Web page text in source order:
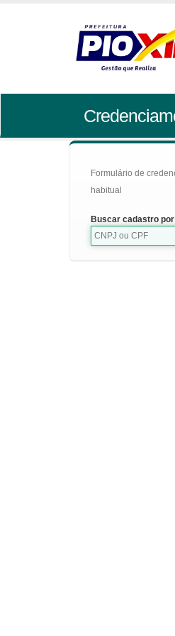
Formulário de
habitual
Buscar cadastro por